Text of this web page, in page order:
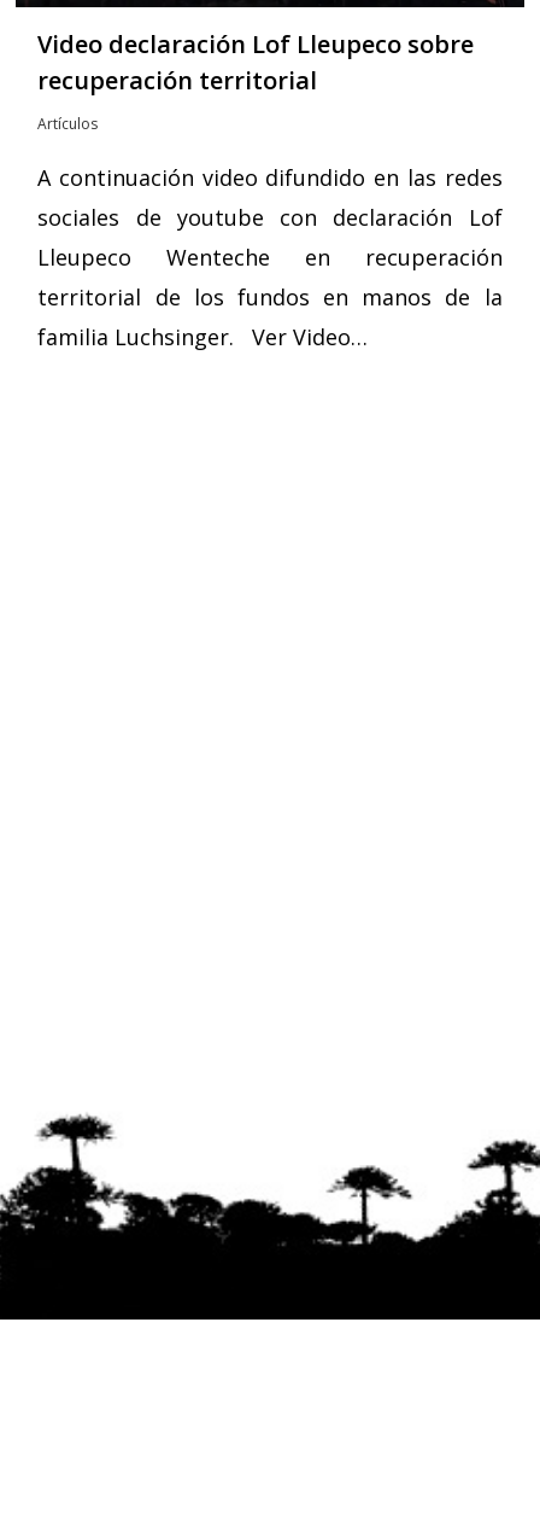
Video declaración Lof Lleupeco sobre
recuperación territorial
Artículos
A continuación video difundido en las redes
sociales de youtube con declaración Lof
Lleupeco Wenteche en recuperación
territorial de los fundos en manos de la
familia Luchsinger. Ver Video…